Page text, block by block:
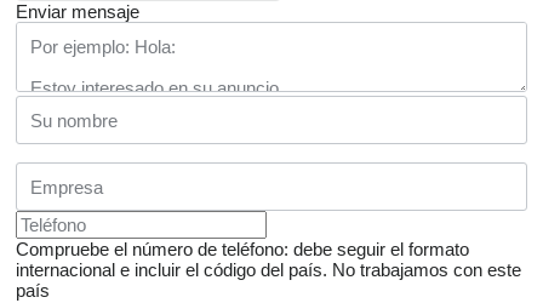
Enviar mensaje
Compruebe el número de teléfono: debe seguir el formato
internacional e incluir el código del país. No trabajamos con este
país